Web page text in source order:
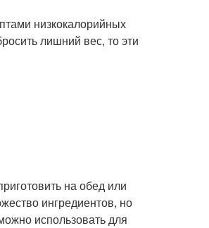
низкокалорийных
лишний вес, то эти
на обед или
ингредиентов, но
использовать для